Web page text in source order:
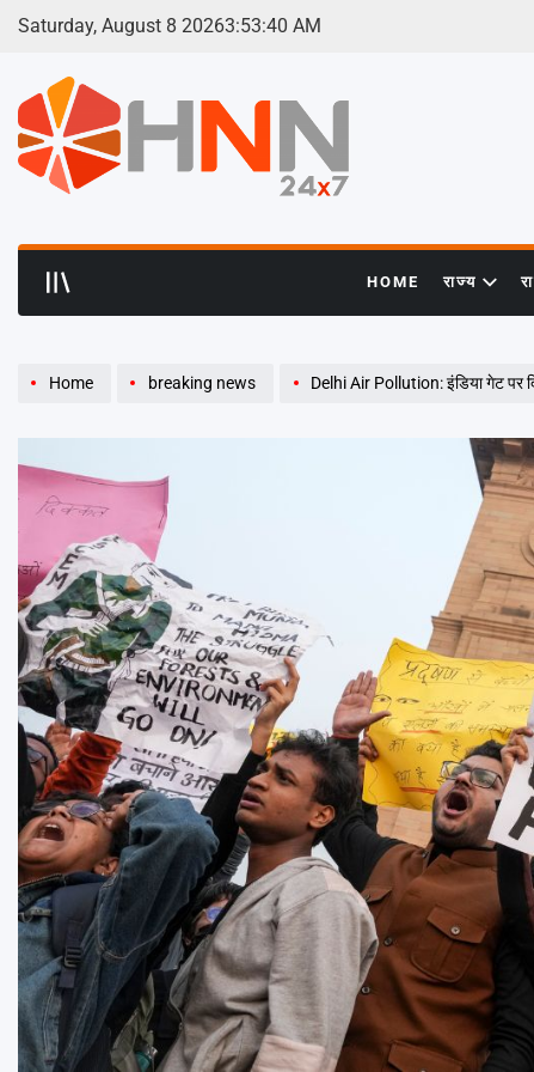
Skip
Saturday, August 8 20263:53:42 AM
HOME राज्य
Home breaking news Delhi Air Pollution: इंडिया गेट पर